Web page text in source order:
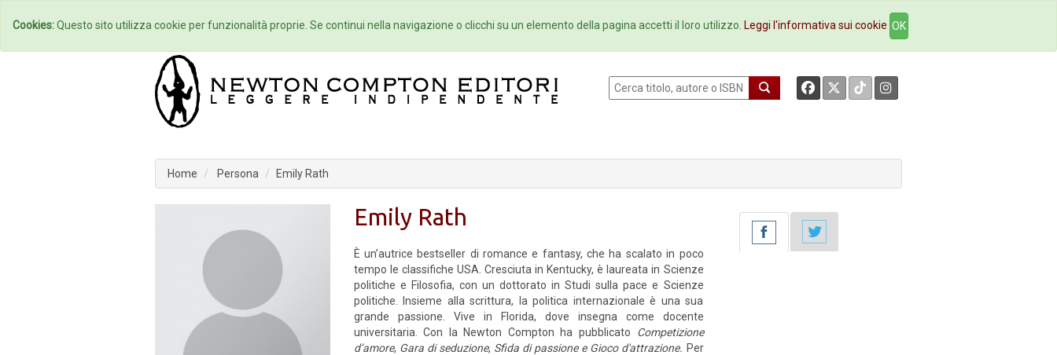
Home Autori Eventi Collane Newsletter Ebookstore Contatti
Home Persona Emily Rath
Emily Rath
È un’autrice bestseller di romance e fantasy, che ha scalato in poco
tempo le classifiche USA. Cresciuta in Kentucky, è laureata in Scienze
politiche e Filosofia, con un dottorato in Studi sulla pace e Scienze
politiche. Insieme alla scrittura, la politica internazionale è una sua
grande passione. Vive in Florida, dove insegna come docente
universitaria. Con la Newton Compton ha pubblicato Competizione
d’amore, Gara di seduzione, Sfida di passione e Gioco d'attrazione. Per
Cookies:Questo sito utilizza cookie per funzionalità proprie. Se continui nella navigazione o clicchi su un elemento della pagina accetti il loro utilizzo. Leggi l'informativa sui cookie OK